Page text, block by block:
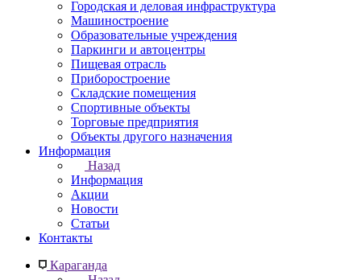
Городская и деловая инфраструктура
Машиностроение
Образовательные учреждения
Паркинги и автоцентры
Пищевая отрасль
Приборостроение
Складские помещения
Спортивные объекты
Торговые предприятия
Объекты другого назначения
Информация
Назад
Информация
Акции
Новости
Статьи
Контакты
Караганда